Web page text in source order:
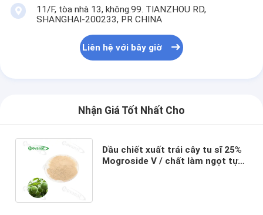
11/F, tòa nhà 13, không.99. TIANZHOU RD,
SHANGHAI-200233, PR CHINA
Liên hệ với bây giờ
Nhận Giá Tốt Nhất Cho
Dầu chiết xuất trái cây tu sĩ 25%
Mogroside V / chất làm ngọt tự